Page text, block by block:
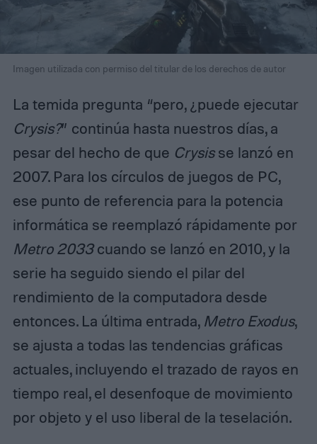
Imagen utilizada con permiso del titular de los derechos de autor
La temida pregunta “pero, ¿puede ejecutar
Crysis?” continúa hasta nuestros días, a
pesar del hecho de que Crysisse lanzó en
2007. Para los círculos de juegos de PC,
ese punto de referencia para la potencia
informática se reemplazó rápidamente por
Metro 2033cuando se lanzó en 2010, y la
serie ha seguido siendo el pilar del
rendimiento de la computadora desde
entonces. La última entrada, Metro Exodus,
se ajusta a todas las tendencias gráficas
actuales, incluyendo el trazado de rayos en
tiempo real, el desenfoque de movimiento
por objeto y el uso liberal de la teselación.